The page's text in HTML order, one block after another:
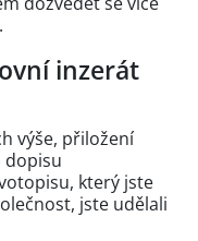
inzerát
výše, přiložení
dopisu
který jste
jste udělali